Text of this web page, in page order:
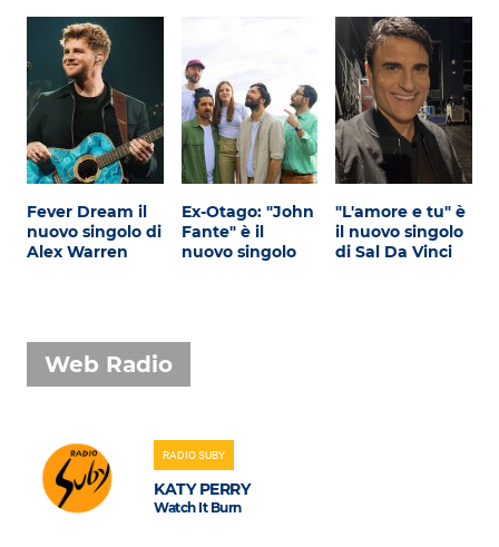
Fever Dream il
nuovo singolo di
Alex Warren
Ex-Otago: "John
Fante" è il
nuovo singolo
"L'amore e tu" è
il nuovo singolo
di Sal Da Vinci
Web Radio
RADIO SUBY
KATY PERRY
Watch It Burn